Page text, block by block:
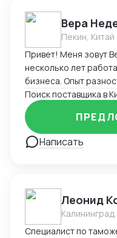
Вера
Пекин, Китай
Привет! Меня зовут
несколько лет
бизнеса. Опыт
туристов и бизнес-
(поиск товаров,
с закупками,
преподавала
продажами на
понимаю реалии
быстро вникаю в
Буду рада
Поиск поставщика в
Написать
Леонид
Специалист по